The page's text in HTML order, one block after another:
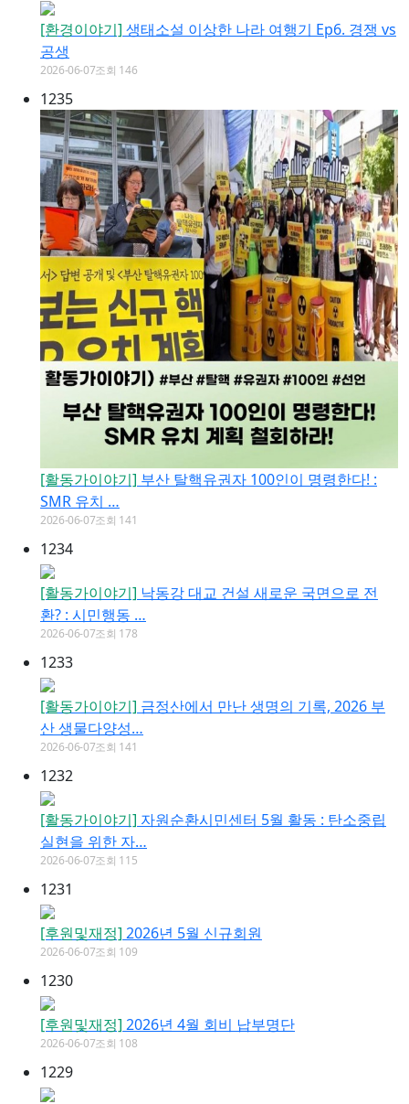
[환경이야기] 생태소설 이상한 나라 여행기 Ep6. 경쟁 vs
공생
2026-06-07조회 146
1235
[활동가이야기] 부산 탈핵유권자 100인이 명령한다! :
SMR 유치 …
2026-06-07조회 141
1234
[활동가이야기] 낙동강 대교 건설 새로운 국면으로 전
환? : 시민행동 …
2026-06-07조회 178
1233
[활동가이야기] 금정산에서 만난 생명의 기록, 2026 부
산 생물다양성…
2026-06-07조회 141
1232
[활동가이야기] 자원순환시민센터 5월 활동 : 탄소중립
실현을 위한 자…
2026-06-07조회 115
1231
[후원및재정] 2026년 5월 신규회원
2026-06-07조회 109
1230
[후원및재정] 2026년 4월 회비 납부명단
2026-06-07조회 108
1229